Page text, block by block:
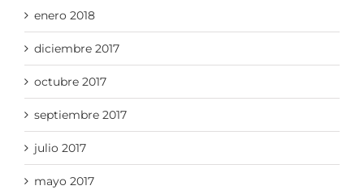
enero 2018
diciembre 2017
octubre 2017
septiembre 2017
julio 2017
mayo 2017